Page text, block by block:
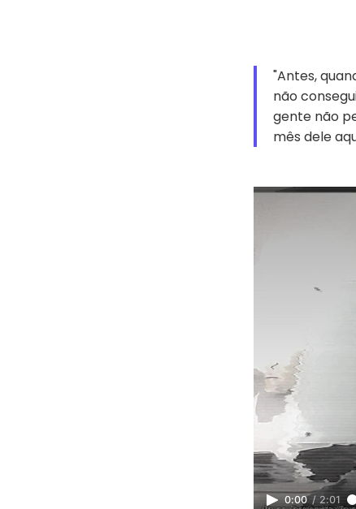
"Antes,
não
gente não
mês dele
0:00 / 2:01